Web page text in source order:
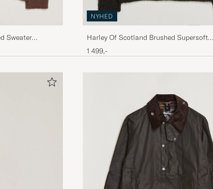
Sweater
NYHED
Harley Of Scotland Brushed Supersoft
Lambswool Yolk Fairisle Volcano/Cameo
1 499,-